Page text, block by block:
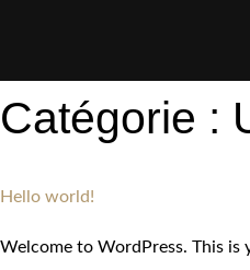
Catégorie :
Hello world!
Welcome to WordPress. This